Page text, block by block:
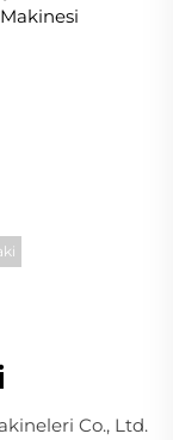
Makinesi
Co., Ltd.